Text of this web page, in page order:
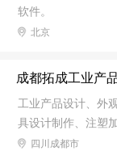
软件。
北京
成都拓成工业产
工业产品设计、外
具设计制作、注塑
四川成都市